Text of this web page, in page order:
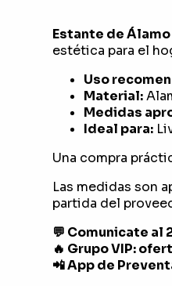
Estante de
estética para el
Uso
Material:
Medidas
Ideal para:
Una compra
Las medidas son
partida del
💬 Comunicate al
🔥 Grupo VIP:
📲 App de